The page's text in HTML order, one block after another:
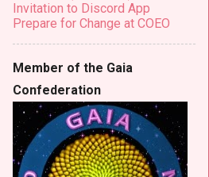
Invitation to Discord App
Prepare for Change at COEO
Member of the Gaia
Confederation